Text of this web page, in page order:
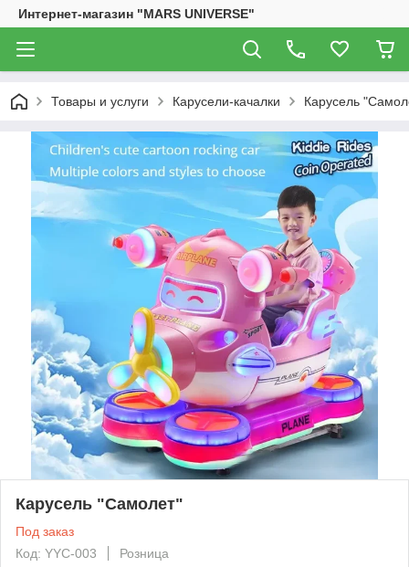
Интернет-магазин "MARS UNIVERSE"
Товары и услуги Карусели-качалки Карусель
Карусель "Самолет"
Под заказ
Код: YYC-003
Розница